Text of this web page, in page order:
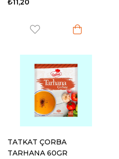
₺11,20
TATKAT ÇORBA
TARHANA 60GR